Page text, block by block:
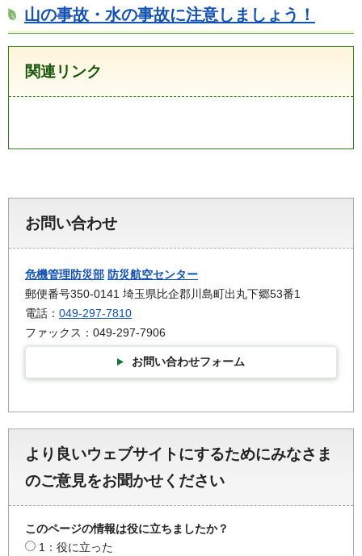
山の事故・水の事故に注意しましょう！
関連リンク
お問い合わせ
危機管理防災部 防災航空センター
郵便番号350-0141 埼玉県比企郡川島町出丸下郷53番1
電話： 049-297-7810
ファックス：049-297-7906
お問い合わせフォーム
より良いウェブサイトにするためにみなさま
のご意見をお聞かせください
このページの情報は役に立ちましたか？
1：役に立った